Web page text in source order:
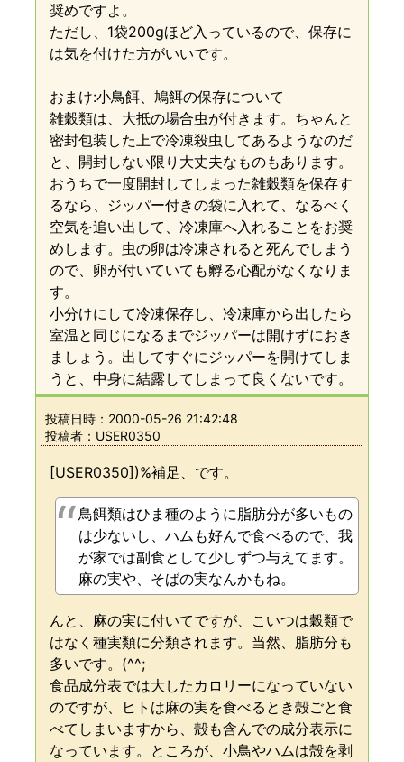
奨めですよ。
ただし、1袋200gほど入っているので、保存に
は気を付けた方がいいです。
おまけ:小鳥餌、鳩餌の保存について
雑穀類は、大抵の場合虫が付きます。ちゃんと
密封包装した上で冷凍殺虫してあるようなのだ
と、開封しない限り大丈夫なものもあります。
おうちで一度開封してしまった雑穀類を保存す
るなら、ジッパー付きの袋に入れて、なるべく
空気を追い出して、冷凍庫へ入れることをお奨
めします。虫の卵は冷凍されると死んでしまう
ので、卵が付いていても孵る心配がなくなりま
す。
小分けにして冷凍保存し、冷凍庫から出したら
室温と同じになるまでジッパーは開けずにおき
ましょう。出してすぐにジッパーを開けてしま
うと、中身に結露してしまって良くないです。
投稿日時： 2000-05-26 21:42:48
投稿者：USER0350
[USER0350])%補足、です。
鳥餌類はひま種のように脂肪分が多いもの
は少ないし、ハムも好んで食べるので、我
が家では副食として少しずつ与えてます。
麻の実や、そばの実なんかもね。
んと、麻の実に付いてですが、こいつは穀類で
はなく種実類に分類されます。当然、脂肪分も
多いです。(^^;
食品成分表では大したカロリーになっていない
のですが、ヒトは麻の実を食べるとき殻ごと食
べてしまいますから、殻も含んでの成分表示に
なっています。ところが、小鳥やハムは殻を剥